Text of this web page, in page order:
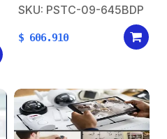
SKU: PSTC-09-645BDP
$ 606.910